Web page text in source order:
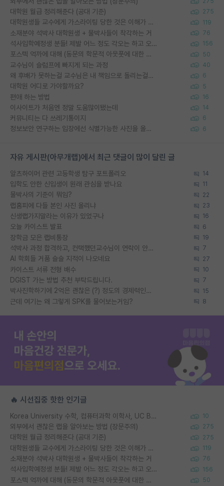
대학원 월급 정리해준다 (공대 기준) 275
대학원생들 교수에게 가스라이팅 당한 것은 이해가 갑니다. 안타깝네요. 119
소재분야 석박사 대학원생 + 물박사들이 착각하는 거 76
석사입학예정생 분들! 제발 어느 정도 각오는 하고 오세요. 156
포스텍 억까에 대해 (동문의 학문적 아웃풋에 대한 반박) 50
교수님이 슬럼프에 빠지게 되는 과정 40
왜 후배가 못하는걸 교수님은 내 책임으로 돌리는걸까요? 6
대학원 어디로 가야할까요? 5
편애 하는 방법 16
이사이트가 처음엔 정말 도움많이됐는데 14
커뮤니티는 다 쓰레기통이지 6
정보보안 연구하는 입장에선 식별가능한 사진을 올리는건 비추이긴함 6
자유 게시판(아무개랩)에서 최근 댓글이 많이 달린 글
알츠하이머 관련 고등학생 탐구 포트폴리오 14
입학도 안한 신입생이 원래 관심을 받나요 11
물박사의 기준이 뭐임? 22
랩홈피에 다들 본인 사진 올리냐 23
신생랩가지말라는 이유가 있었구나 16
오늘 카이스트 발표 6
장학금 모은 랩비통장 19
석박사 과정 합격하고, 컨택했던교수님이 연락이 안됩니다... 7
AI 학회들 거품 슬슬 지적이 나오네요 27
카이스트 서류 전형 배수 10
DGIST 가는 방법 추천 부탁드립니다. 7
박사진학하기에 2억은 괜찮은 (?) 정도의 경제력인가요 15
근데 여기는 왜 그렇게 SPK를 물어보는거임? 8
🔥 시선집중 핫한 인기글
Korea University 수학, 컴퓨터과학 이학사, UC Berkeley 산업공학 대학원 공학박사가 되는 것은 쉽지 않겠죠? 10
외부에서 괜찮은 랩을 알아보는 방법 (장문주의) 275
대학원 월급 정리해준다 (공대 기준) 275
대학원생들 교수에게 가스라이팅 당한 것은 이해가 갑니다. 안타깝네요. 119
소재분야 석박사 대학원생 + 물박사들이 착각하는 거 76
석사입학예정생 분들! 제발 어느 정도 각오는 하고 오세요. 156
포스텍 억까에 대해 (동문의 학문적 아웃풋에 대한 반박) 50